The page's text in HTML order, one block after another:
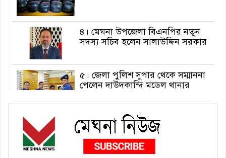
৪। মেঘনা উপজেলা বিএনপির নতুন
সদস্য সচিব হলেন সালাউদ্দিন সরকার
৫। জেলা পুলিশ সুপার থেকে সম্মাননা
পেলেন দাউদকান্দি মডেল থানার
৬। দাউদকান্দিতে উপজেলা আইন-
শৃঙ্খলা কমিটির মাসিক সভা অনুষ্ঠিত